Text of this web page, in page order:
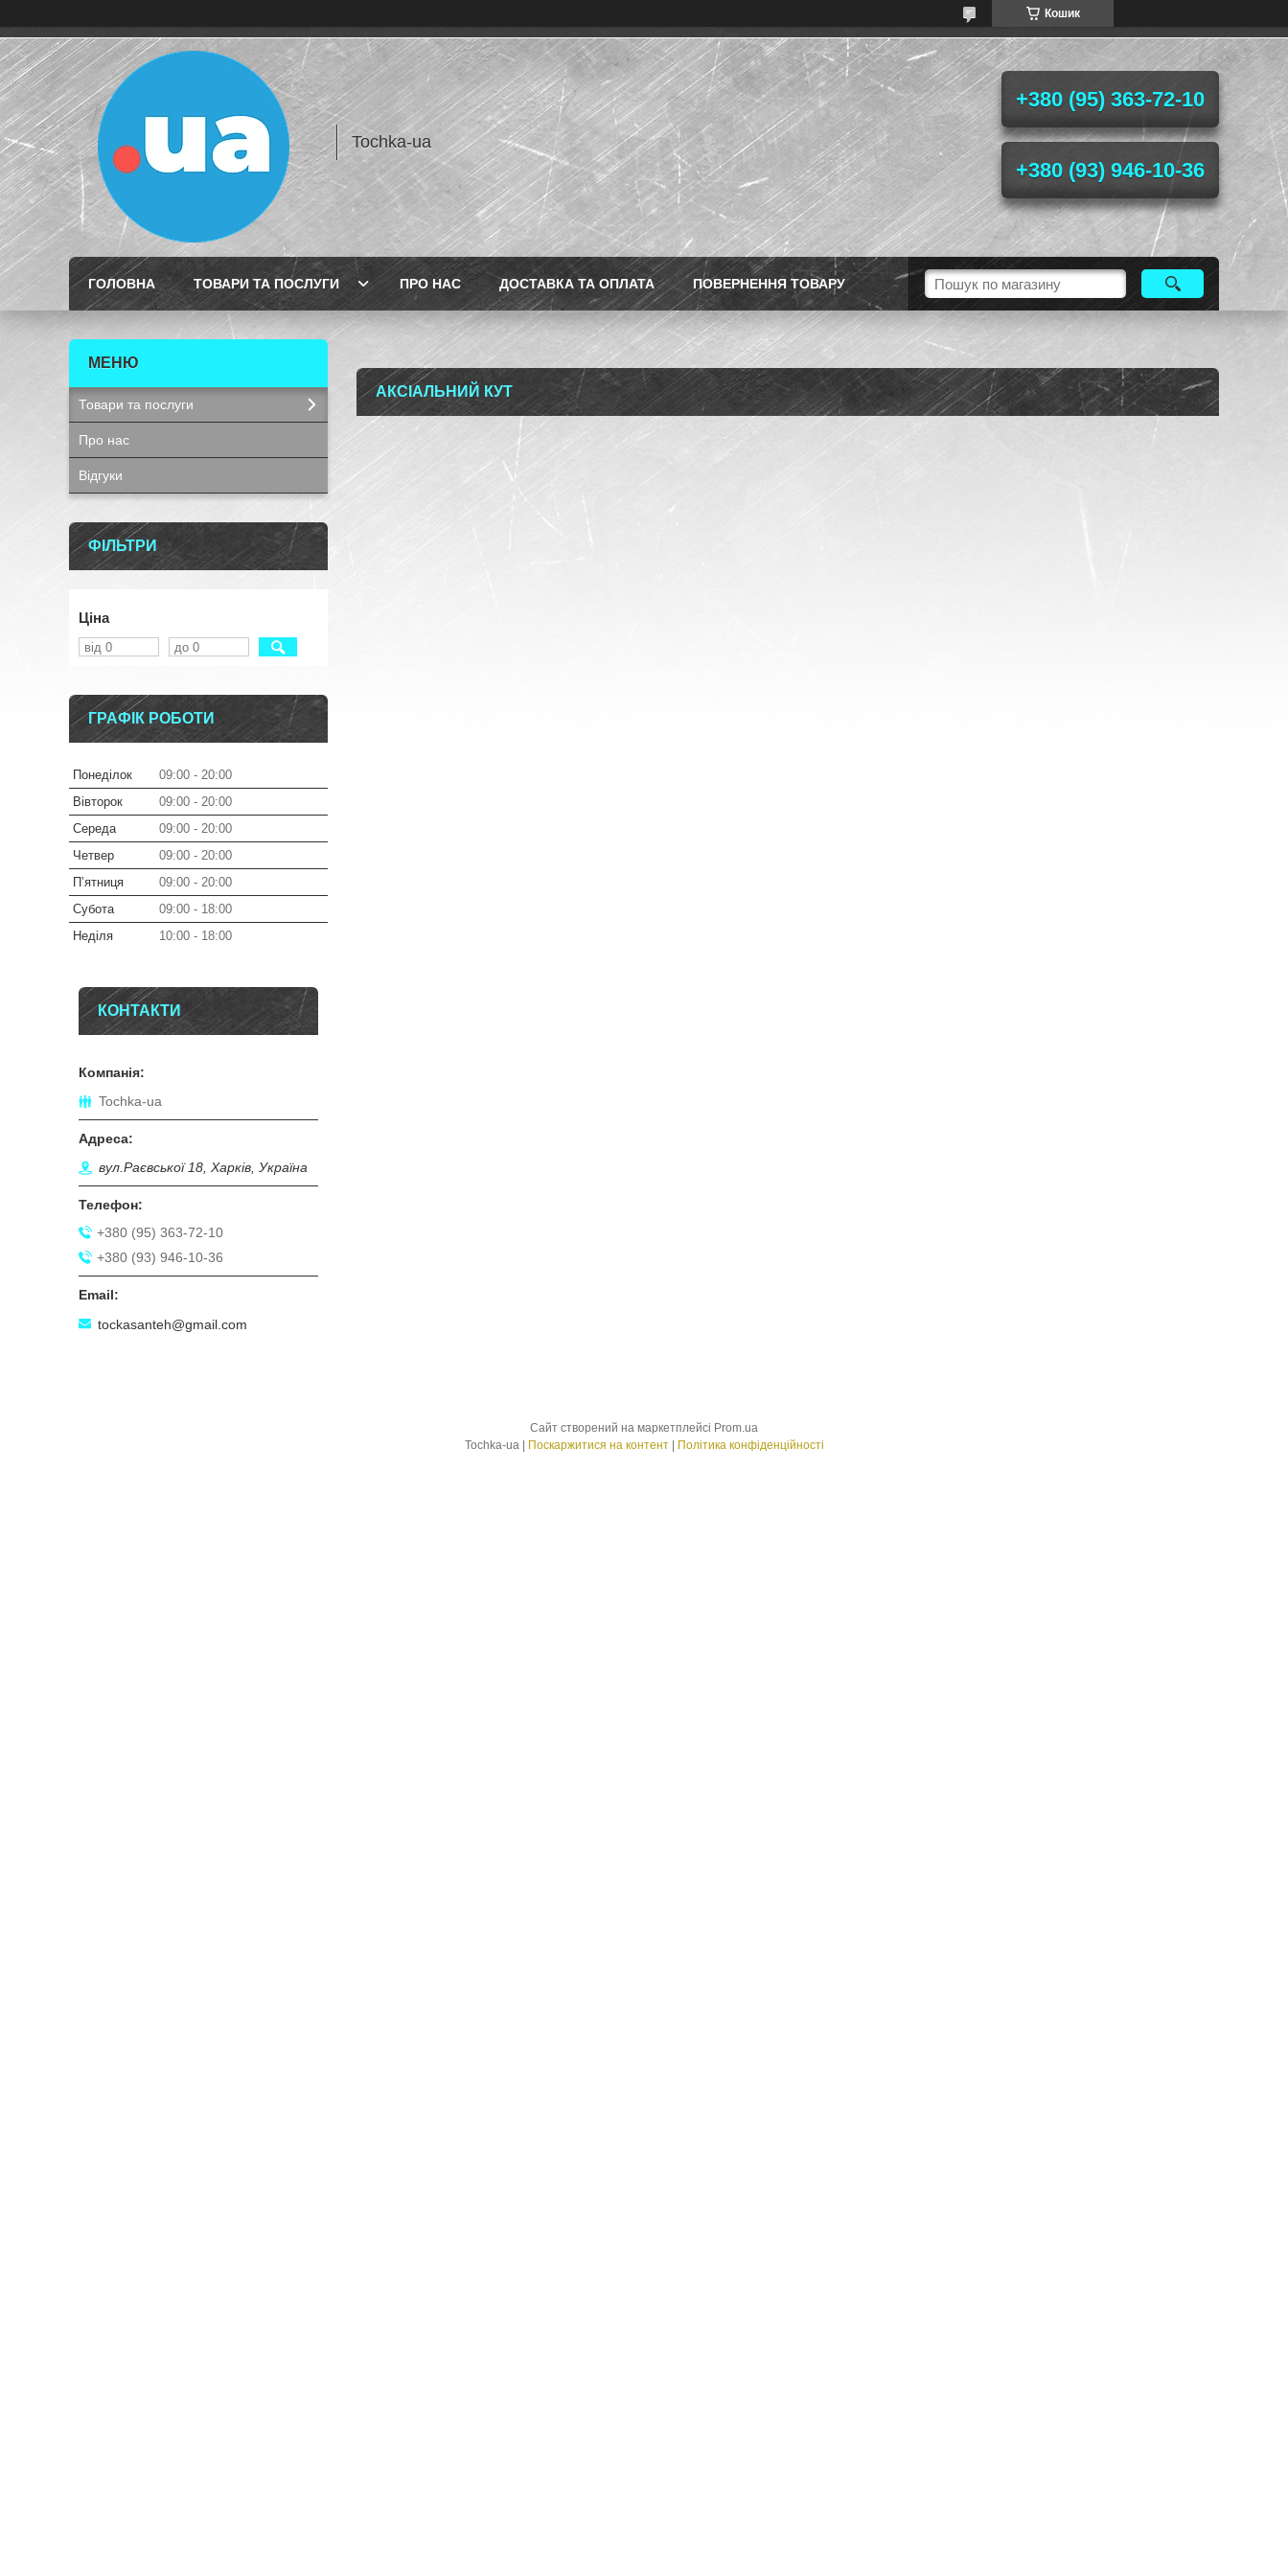
Кошик
Tochka-ua
+380 (95) 363-72-10
+380 (93) 946-10-36
ГОЛОВНА ТОВАРИ ТА ПОСЛУГИ ПРО НАС ДОСТАВКА ТА ОПЛАТА ПОВЕРНЕННЯ ТОВАРУ
АКСІАЛЬНИЙ КУТ
Товари та послуги
Про нас
Відгуки
ФІЛЬТРИ
Ціна
ГРАФІК РОБОТИ
Понеділок 09:00
20:00
Вівторок
09:00
20:00
Середа
09:00
20:00
Четвер
09:00
20:00
Пʼятниця
09:00
20:00
Субота
09:00
18:00
Неділя
10:00 18:00
КОНТАКТИ
Tochka-ua
вул.Раєвської 18, Харків, Україна
+380 (95) 363-72-10
+380 (93) 946-10-36
tockasanteh@gmail.com
Сайт створений на маркетплейсі Prom.ua
Tochka-ua | Поскаржитися на контент | Політика конфіденційності